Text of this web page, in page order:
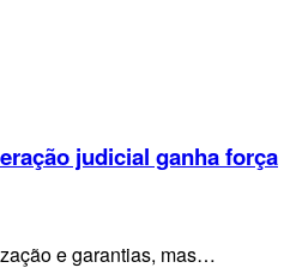
judicial ganha força
e garantias, mas…